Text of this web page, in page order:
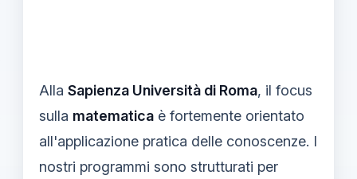
Alla Sapienza Università di Roma, il focus
sulla matematica è fortemente orientato
all'applicazione pratica delle conoscenze. I
nostri programmi sono strutturati per